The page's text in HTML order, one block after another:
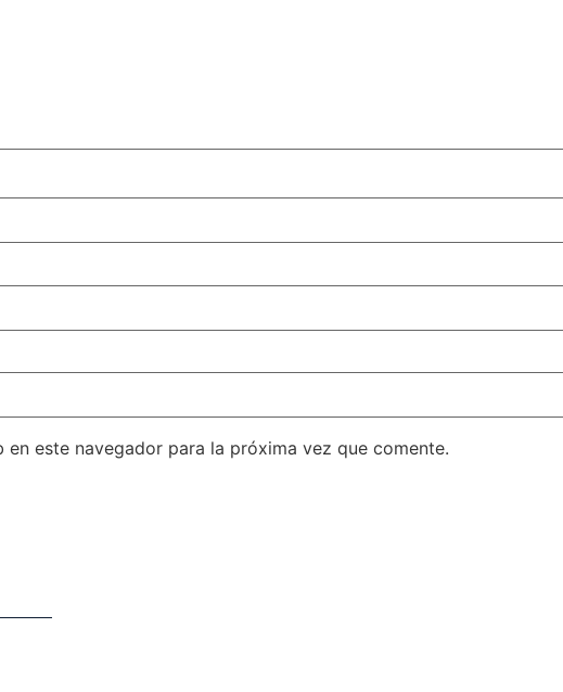
este navegador para la próxima vez que comente.